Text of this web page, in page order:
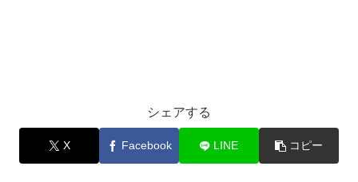
シェアする
X Facebook LINE コピー